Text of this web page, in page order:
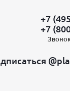
+7
+7